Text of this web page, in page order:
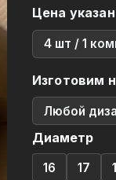
Цена
4 шт / 1
Изготовим
Любой
Диаметр
16 17